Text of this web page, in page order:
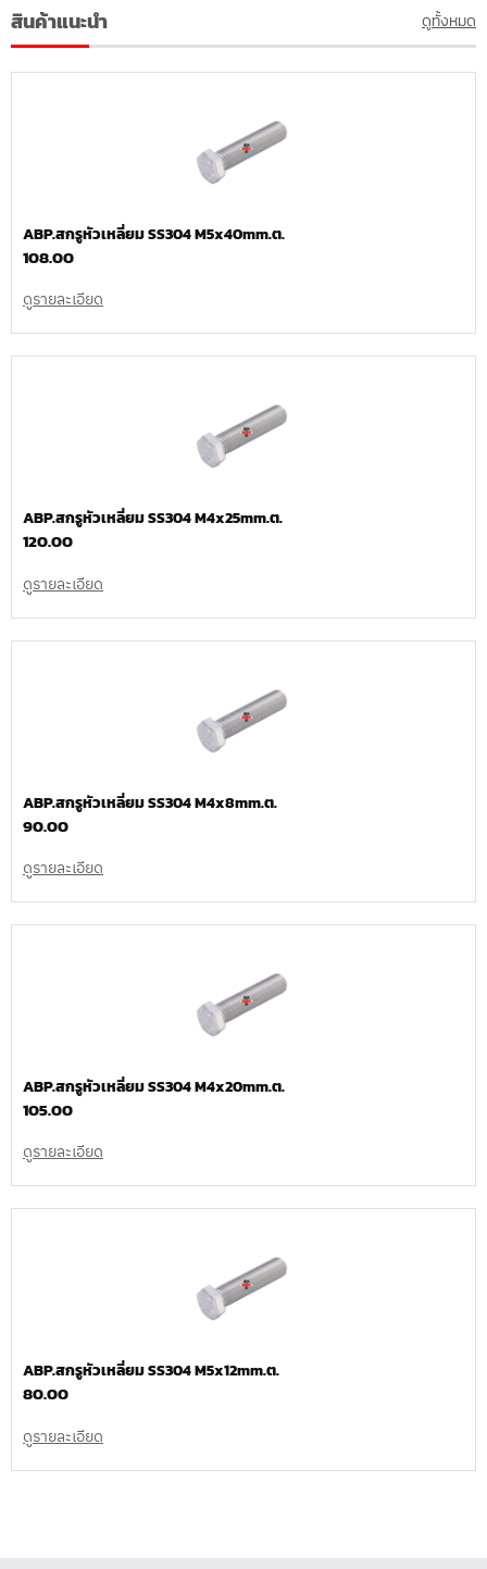
สินค้าแนะนำ ดูทั้งหมด
ABP.สกรูหัวเหลี่ยม SS304 M5x40mm.ต.
108.00
ดูรายละเอียด
ABP.สกรูหัวเหลี่ยม SS304 M4x25mm.ต.
120.00
ดูรายละเอียด
ABP.สกรูหัวเหลี่ยม SS304 M4x8mm.ต.
90.00
ดูรายละเอียด
ABP.สกรูหัวเหลี่ยม SS304 M4x20mm.ต.
105.00
ดูรายละเอียด
ABP.สกรูหัวเหลี่ยม SS304 M5x12mm.ต.
80.00
ดูรายละเอียด